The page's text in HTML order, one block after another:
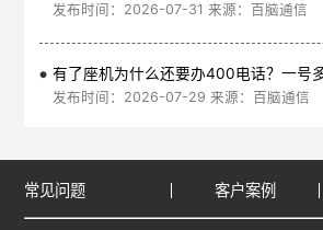
发布时间：2026-07-31 来源：百脑通信
发布时间：2026-07-29 来源：百脑通信
常见问题 客户案例